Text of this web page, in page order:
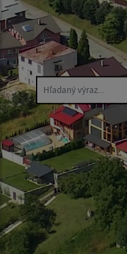
Hľadaný výraz...